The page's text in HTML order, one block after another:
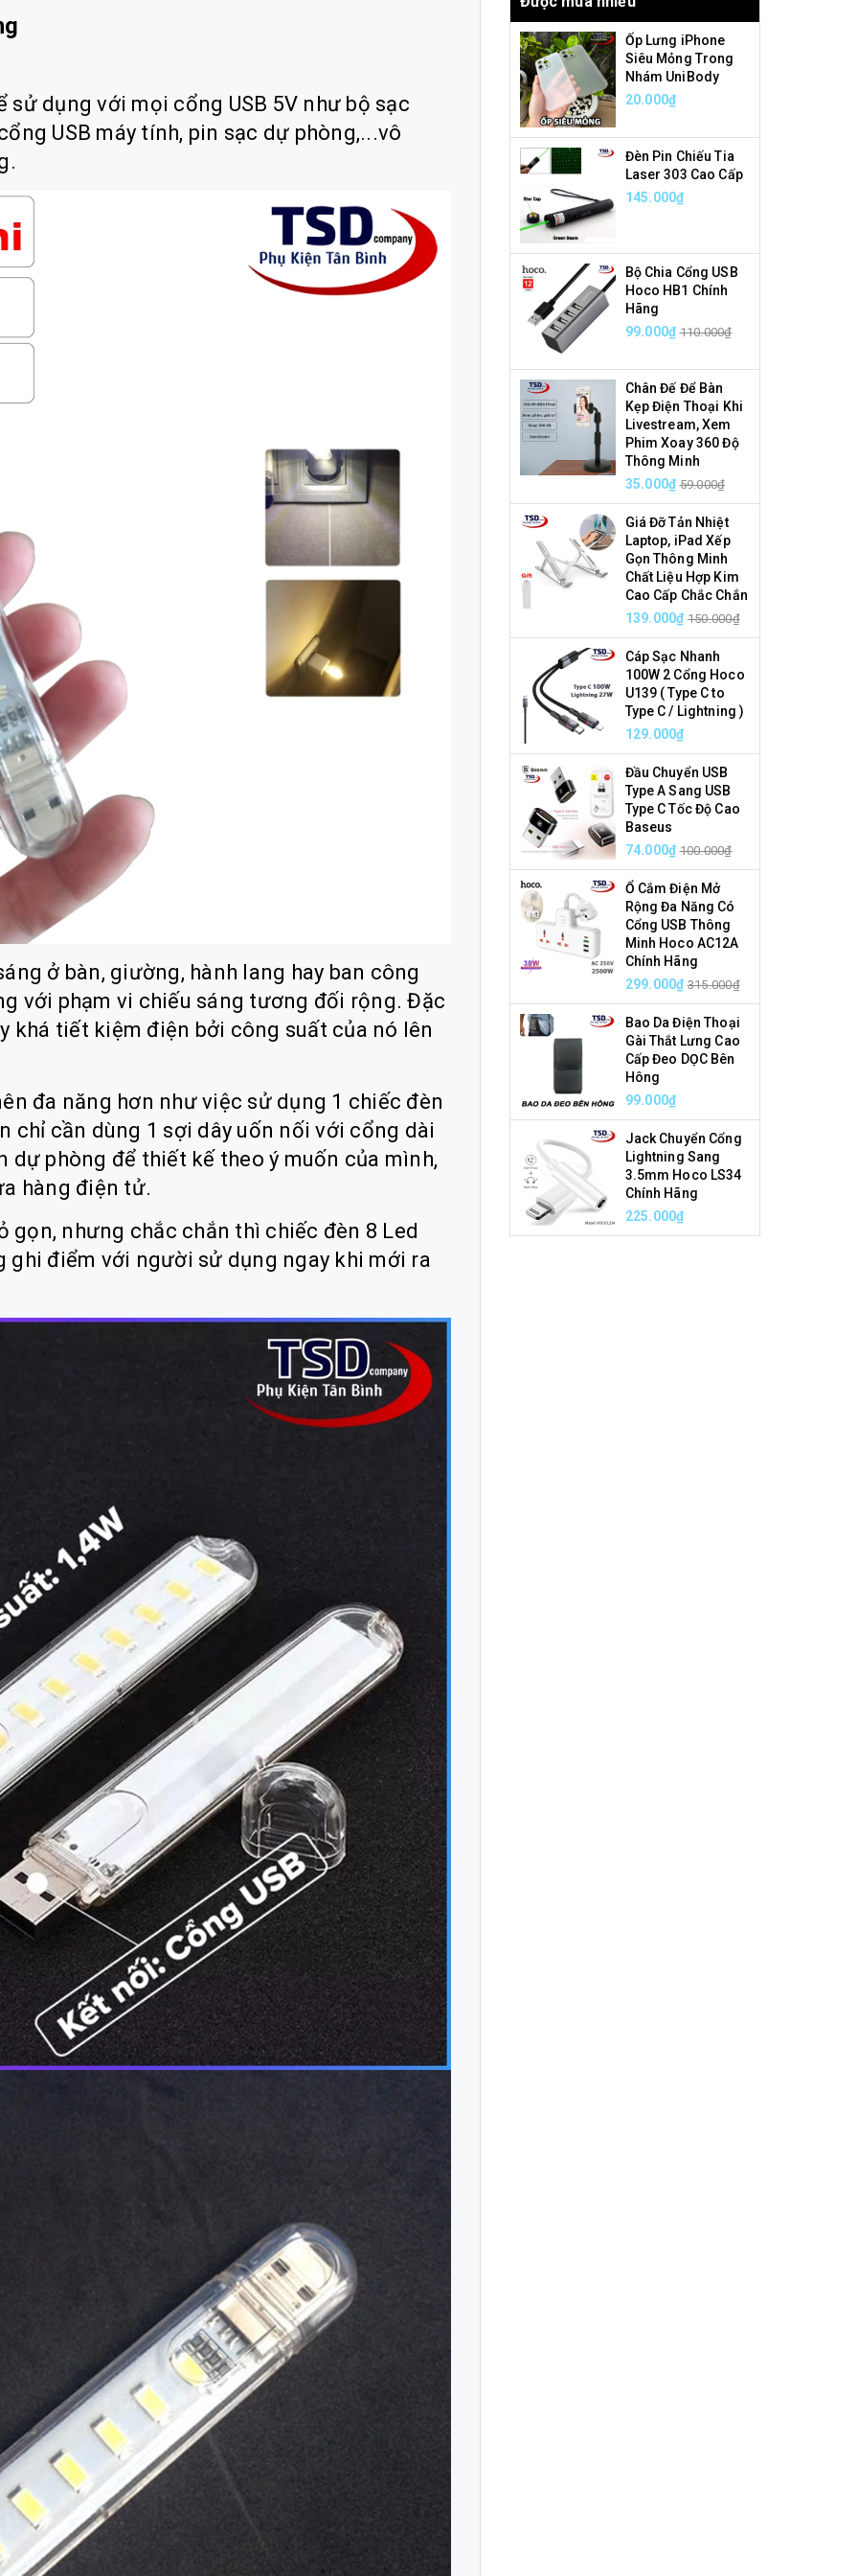
dụng với mọi cổng USB 5V như bộ sạc
USB máy tính, pin sạc dự phòng,...vô
ở bàn, giường, hành lang hay ban công
với phạm vi chiếu sáng tương đối rộng. Đặc
khá tiết kiệm điện bởi công suất của nó lên
đa năng hơn như việc sử dụng 1 chiếc đèn
chỉ cần dùng 1 sợi dây uốn nối với cổng dài
dự phòng để thiết kế theo ý muốn của mình,
hàng điện tử.
gọn, nhưng chắc chắn thì chiếc đèn 8 Led
ghi điểm với người sử dụng ngay khi mới ra
Ốp Lưng iPhone
Siêu Mỏng Trong
Nhám UniBody
20.000₫
Đèn Pin Chiếu Tia
Laser 303 Cao Cấp
145.000₫
Bộ Chia Cổng USB
Hoco HB1 Chính
Hãng
99.000₫ 110.000₫
Chân Đế Để Bàn
Kẹp Điện Thoại Khi
Livestream, Xem
Phim Xoay 360 Độ
Thông Minh
35.000₫ 59.000₫
Giá Đỡ Tản Nhiệt
Laptop, iPad Xếp
Gọn Thông Minh
Chất Liệu Hợp Kim
Cao Cấp Chắc Chắn
139.000₫ 150.000₫
Cáp Sạc Nhanh
100W 2 Cổng Hoco
U139 ( Type C to
Type C / Lightning )
129.000₫
Đầu Chuyển USB
Type A Sang USB
Type C Tốc Độ Cao
Baseus
74.000₫ 100.000₫
Ổ Cắm Điện Mở
Rộng Đa Năng Có
Cổng USB Thông
Minh Hoco AC12A
Chính Hãng
299.000₫ 315.000₫
Bao Da Điện Thoại
Gài Thắt Lưng Cao
Cấp Đeo DỌC Bên
Hông
99.000₫
Jack Chuyển Cổng
Lightning Sang
3.5mm Hoco LS34
Chính Hãng
225.000₫